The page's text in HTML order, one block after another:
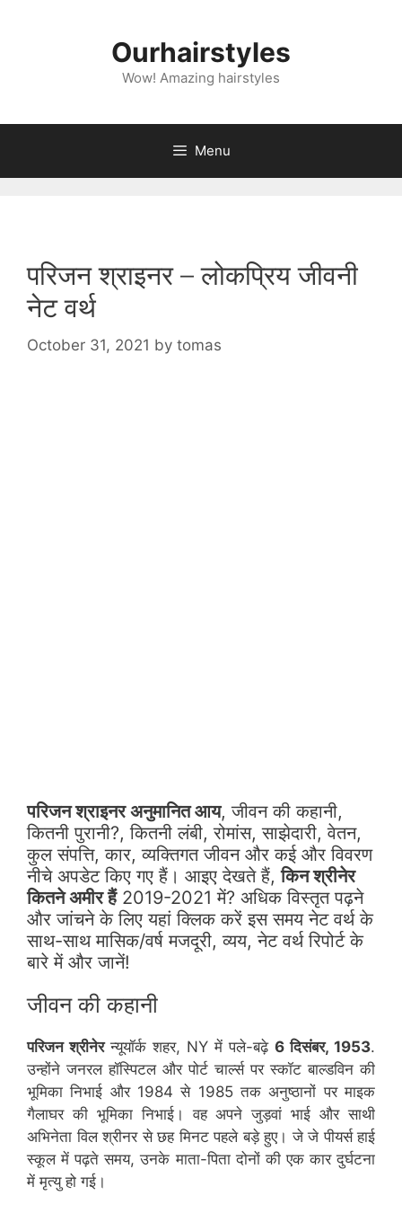
Ourhairstyles
Wow! Amazing hairstyles
Menu
परिजन श्राइनर – लोकप्रिय जीवनी
नेट वर्थ
October 31, 2021 by tomas
परिजन श्राइनर अनुमानित आय, जीवन की कहानी,
कितनी पुरानी?, कितनी लंबी, रोमांस, साझेदारी, वेतन,
कुल संपत्ति, कार, व्यक्तिगत जीवन और कई और विवरण
नीचे अपडेट किए गए हैं। आइए देखते हैं,किन श्रीनेर
कितने अमीर हैं2019-2021 में? अधिक विस्तृत पढ़ने
और जांचने के लिए यहां क्लिक करें इस समय नेट वर्थ के
साथ-साथ मासिक/वर्ष मजदूरी, व्यय, नेट वर्थ रिपोर्ट के
बारे में और जानें!
जीवन की कहानी
परिजन श्रीनेरन्यूयॉर्क शहर, NY में पले-बढ़े 6 दिसंबर, 1953.
उन्होंने जनरल हॉस्पिटल और पोर्ट चार्ल्स पर स्कॉट बाल्डविन की
भूमिका निभाई और 1984 से 1985 तक अनुष्ठानों पर माइक
गैलाघर की भूमिका निभाई। वह अपने जुड़वां भाई और साथी
अभिनेता विल श्रीनर से छह मिनट पहले बड़े हुए। जे जे पीयर्स हाई
स्कूल में पढ़ते समय, उनके माता-पिता दोनों की एक कार दुर्घटना
में मृत्यु हो गई।